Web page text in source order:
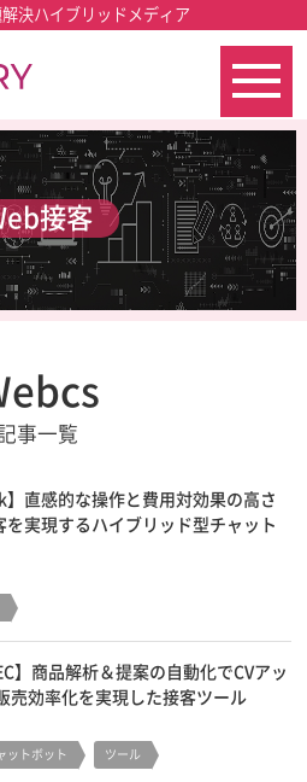
決ハイブリッドメディア
接客
事一覧
】直感的な操作と費用対効果の高さ
を実現するハイブリッド型チャット
】商品解析＆提案の自動化でCVアッ
売効率化を実現した接客ツール
ットボット ツール